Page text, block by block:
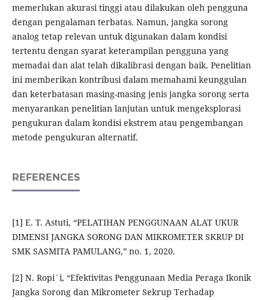
memerlukan akurasi tinggi atau dilakukan oleh pengguna
dengan pengalaman terbatas. Namun, jangka sorong
analog tetap relevan untuk digunakan dalam kondisi
tertentu dengan syarat keterampilan pengguna yang
memadai dan alat telah dikalibrasi dengan baik. Penelitian
ini memberikan kontribusi dalam memahami keunggulan
dan keterbatasan masing-masing jenis jangka sorong serta
menyarankan penelitian lanjutan untuk mengeksplorasi
pengukuran dalam kondisi ekstrem atau pengembangan
metode pengukuran alternatif.
REFERENCES
[1] E. T. Astuti, “PELATIHAN PENGGUNAAN ALAT UKUR
DIMENSI JANGKA SORONG DAN MIKROMETER SKRUP DI
SMK SASMITA PAMULANG,” no. 1, 2020.
[2] N. Ropi`i, “Efektivitas Penggunaan Media Peraga Ikonik
Jangka Sorong dan Mikrometer Sekrup Terhadap